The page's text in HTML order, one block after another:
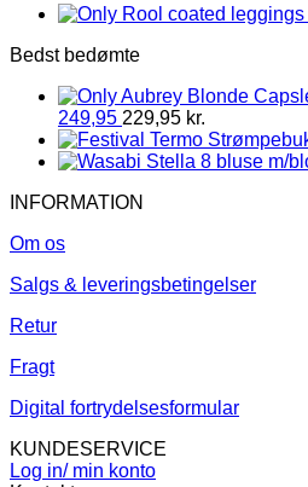
Bedst bedømte
249,95 229,95 kr.
INFORMATION
Om os
Salgs & leveringsbetingelser
Retur
Fragt
Digital fortrydelsesformular
KUNDESERVICE
Log in/ min konto